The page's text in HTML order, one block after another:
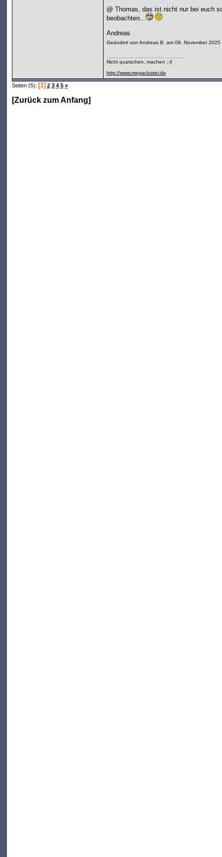
@ Thomas, das ist nicht nur bei euch
beobachten...
Andreas
Geändert von Andreas B. am 09. November 2025
Nicht quatschen, machen ;-)!
http://www.megacluster.de
Seiten (5): [1] 2 3 4 5 »
[Zurück zum Anfang]